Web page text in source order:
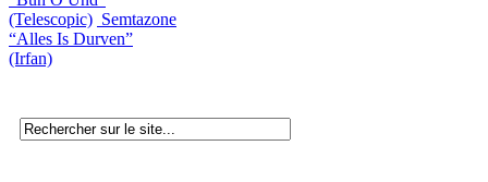
(Telescopic) Semtazone
“Alles Is Durven”
(Irfan)